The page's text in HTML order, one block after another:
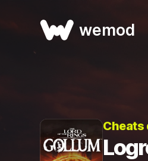
wemod
Cheats